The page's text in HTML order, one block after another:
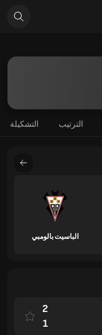
الترتيب التشكيلة
الباسيت بالومبي
2
1